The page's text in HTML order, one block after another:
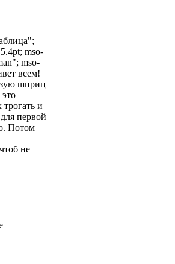
mso-
mso-
всем!
шприц
и
первой
Потом
не